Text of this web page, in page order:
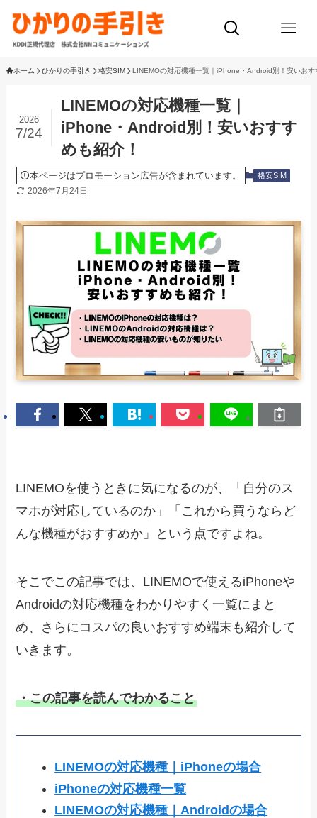
ホーム ひかりの手引き 格安SIM LINEMOの対応機種一覧｜iPhone・Android別！安いおす
LINEMOの対応機種一覧｜
iPhone・Android別！安いおすす
めも紹介！
2026
7/24
本ページはプロモーション広告が含まれています。 格安SIM
2026年7月24日
LINEMOを使うときに気になるのが、「自分のス
マホが対応しているのか」「これから買うならど
んな機種がおすすめか」という点ですよね。
そこでこの記事では、LINEMOで使えるiPhoneや
Androidの対応機種をわかりやすく一覧にまと
め、さらにコスパの良いおすすめ端末も紹介して
いきます。
・この記事を読んでわかること
LINEMOの対応機種｜iPhoneの場合
iPhoneの対応機種一覧
LINEMOの対応機種｜Androidの場合